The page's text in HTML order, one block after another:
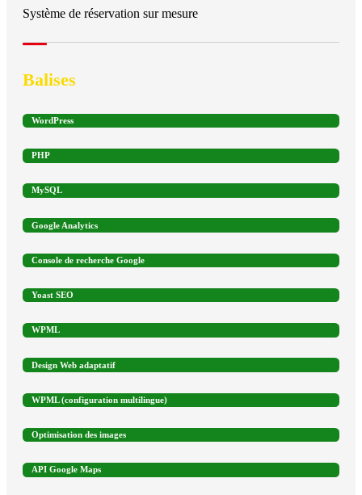
Système de réservation sur mesure
Balises
WordPress
PHP
MySQL
Google Analytics
Console de recherche Google
Yoast SEO
WPML
Design Web adaptatif
WPML (configuration multilingue)
Optimisation des images
API Google Maps